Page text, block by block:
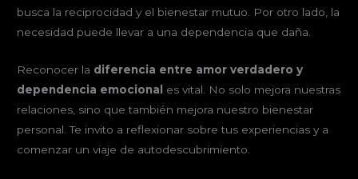
busca la reciprocidad y el bienestar mutuo. Por otro lado, la
necesidad puede llevar a una dependencia que daña.
Reconocer la diferencia entre amor verdadero y
dependencia emocional
es vital. No solo mejora nuestras
relaciones, sino que también mejora nuestro bienestar
personal. Te invito a reflexionar sobre tus experiencias y a
comenzar un viaje de autodescubrimiento.